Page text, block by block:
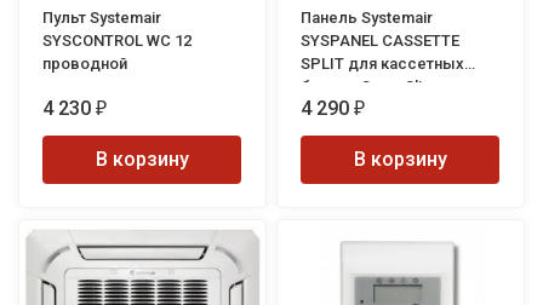
Пульт Systemair
SYSCONTROL WC 12
проводной
4 230 ₽
В корзину
Панель Systemair
SYSPANEL CASSETTE
SPLIT для кассетных
блоков SuperSlim
4 290 ₽
В корзину